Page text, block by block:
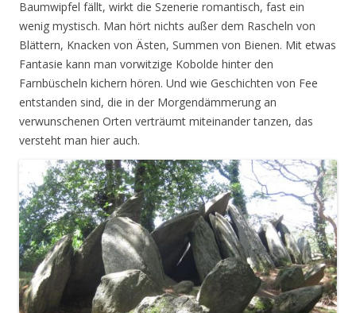
Baumwipfel fällt, wirkt die Szenerie romantisch, fast ein
wenig mystisch. Man hört nichts außer dem Rascheln von
Blättern, Knacken von Ästen, Summen von Bienen. Mit etwas
Fantasie kann man vorwitzige Kobolde hinter den
Farnbüscheln kichern hören. Und wie Geschichten von Fee
entstanden sind, die in der Morgendämmerung an
verwunschenen Orten verträumt miteinander tanzen, das
versteht man hier auch.